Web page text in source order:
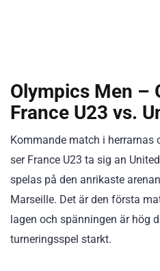
Olympics Men –
France U23 vs.
Kommande match i
ser France U23 ta sig an
spelas på den anrikaste
Marseille. Det är den första
lagen och spänningen är hög
turneringsspel starkt.